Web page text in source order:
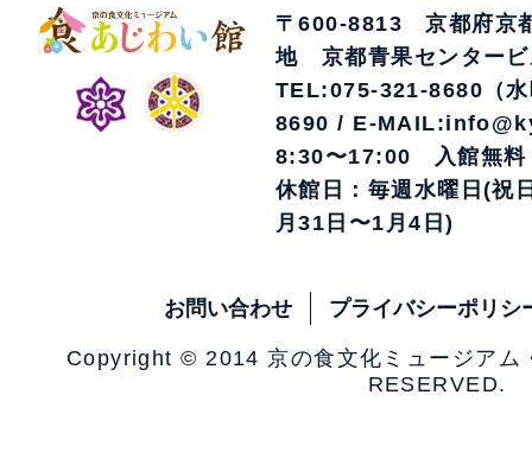
〒600-8813 京都府京
地 京都青果センタービ
TEL:075-321-8680（
8690 / E-
8:30〜17:00 入館無料
休館日：毎週水曜日(祝
月31日〜1月4日)
お問い合わせ プライバシーポリシ
Copyright © 2014 京の食文化ミュージア
RESERVED.